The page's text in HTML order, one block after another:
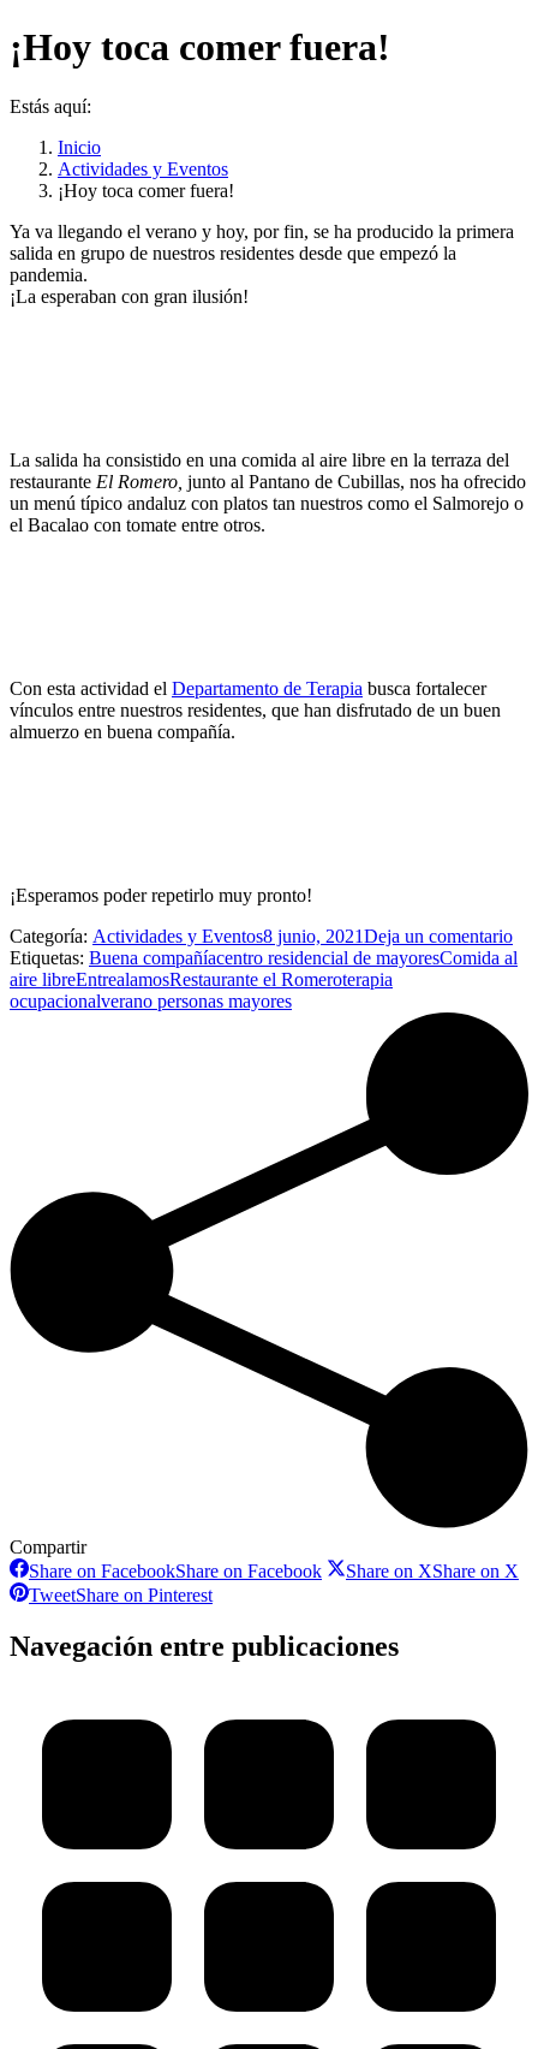
¡Hoy toca comer fuera!
Estás aquí:
Inicio
Actividades y Eventos
¡Hoy toca comer fuera!
Ya va llegando el verano y hoy, por fin, se ha producido la primera
salida en grupo de nuestros residentes desde que empezó la
pandemia.
¡La esperaban con gran ilusión!
La salida ha consistido en una comida al aire libre en la terraza del
restaurante El Romero, junto al Pantano de Cubillas, nos ha ofrecido
un menú típico andaluz con platos tan nuestros como el Salmorejo o
el Bacalao con tomate entre otros.
Con esta actividad el Departamento de Terapia busca fortalecer
vínculos entre nuestros residentes, que han disfrutado de un buen
almuerzo en buena compañía.
¡Esperamos poder repetirlo muy pronto!
Categoría: Actividades y Eventos8 junio, 2021Deja un comentario
Etiquetas: Buena compañíacentro residencial de mayoresComida al
aire libreEntrealamosRestaurante el Romeroterapia
ocupacionalverano personas mayores
Compartir
Share on FacebookShare on Facebook Share on XShare on X
TweetShare on Pinterest
Navegación entre publicaciones